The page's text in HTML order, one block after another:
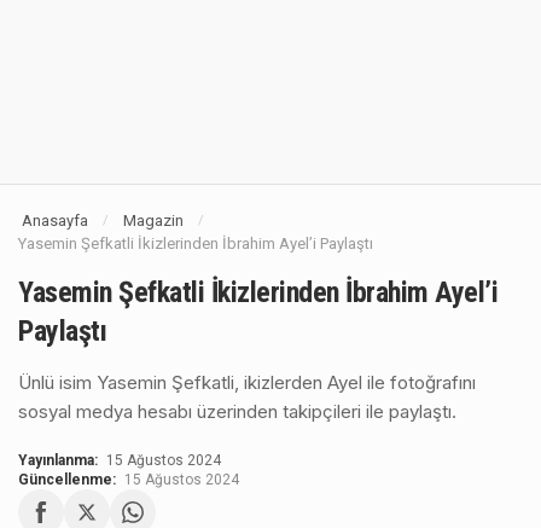
Anasayfa / Magazin /
Yasemin Şefkatli İkizlerinden İbrahim Ayel’i Paylaştı
Yasemin Şefkatli İkizlerinden İbrahim Ayel’i
Paylaştı
Ünlü isim Yasemin Şefkatli, ikizlerden Ayel ile fotoğrafını
sosyal medya hesabı üzerinden takipçileri ile paylaştı.
Yayınlanma: 15 Ağustos 2024
Güncellenme: 15 Ağustos 2024